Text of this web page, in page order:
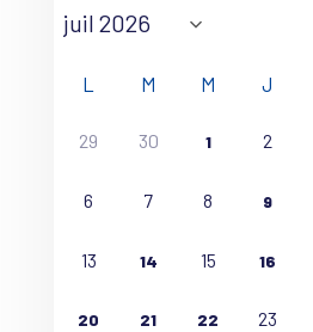
L M M J
29 30 1 2
6 7 8 9
13 14 15 16
20 21 22 23